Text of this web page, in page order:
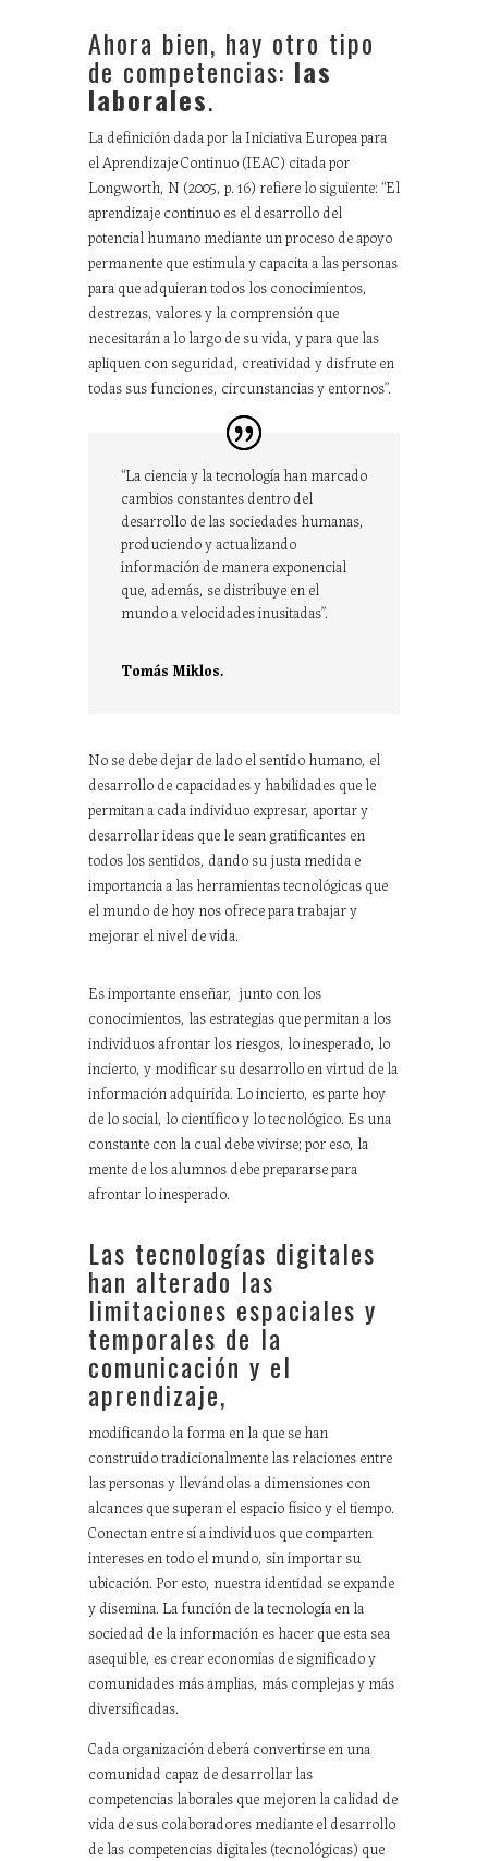
Ahora bien, hay otro tipo
de competencias: las
laborales.
La definición dada por la Iniciativa Europea para
el Aprendizaje Continuo (IEAC) citada por
Longworth, N (2005, p. 16) refiere lo siguiente: “El
aprendizaje continuo es el desarrollo del
potencial humano mediante un proceso de apoyo
permanente que estimula y capacita a las personas
para que adquieran todos los conocimientos,
destrezas, valores y la comprensión que
necesitarán a lo largo de su vida, y para que las
apliquen con seguridad, creatividad y disfrute en
todas sus funciones, circunstancias y entornos”.
“La ciencia y la tecnología han marcado
cambios constantes dentro del
desarrollo de las sociedades humanas,
produciendo y actualizando
información de manera exponencial
que, además, se distribuye en el
mundo a velocidades inusitadas”.
Tomás Miklos.
No se debe dejar de lado el sentido humano, el
desarrollo de capacidades y habilidades que le
permitan a cada individuo expresar, aportar y
desarrollar ideas que le sean gratificantes en
todos los sentidos, dando su justa medida e
importancia a las herramientas tecnológicas que
el mundo de hoy nos ofrece para trabajar y
mejorar el nivel de vida.
Es importante enseñar, junto con los
conocimientos, las estrategias que permitan a los
individuos afrontar los riesgos, lo inesperado, lo
incierto, y modificar su desarrollo en virtud de la
información adquirida. Lo incierto, es parte hoy
de lo social, lo científico y lo tecnológico. Es una
constante con la cual debe vivirse; por eso, la
mente de los alumnos debe prepararse para
afrontar lo inesperado.
Las tecnologías digitales
han alterado las
limitaciones espaciales y
temporales de la
comunicación y el
aprendizaje,
modificando la forma en la que se han
construido tradicionalmente las relaciones entre
las personas y llevándolas a dimensiones con
alcances que superan el espacio físico y el tiempo.
Conectan entre sí a individuos que comparten
intereses en todo el mundo, sin importar su
ubicación. Por esto, nuestra identidad se expande
y disemina. La función de la tecnología en la
sociedad de la información es hacer que esta sea
asequible, es crear economías de significado y
comunidades más amplias, más complejas y más
diversificadas.
Cada organización deberá convertirse en una
comunidad capaz de desarrollar las
competencias laborales que mejoren la calidad de
vida de sus colaboradores mediante el desarrollo
de las competencias digitales (tecnológicas) que